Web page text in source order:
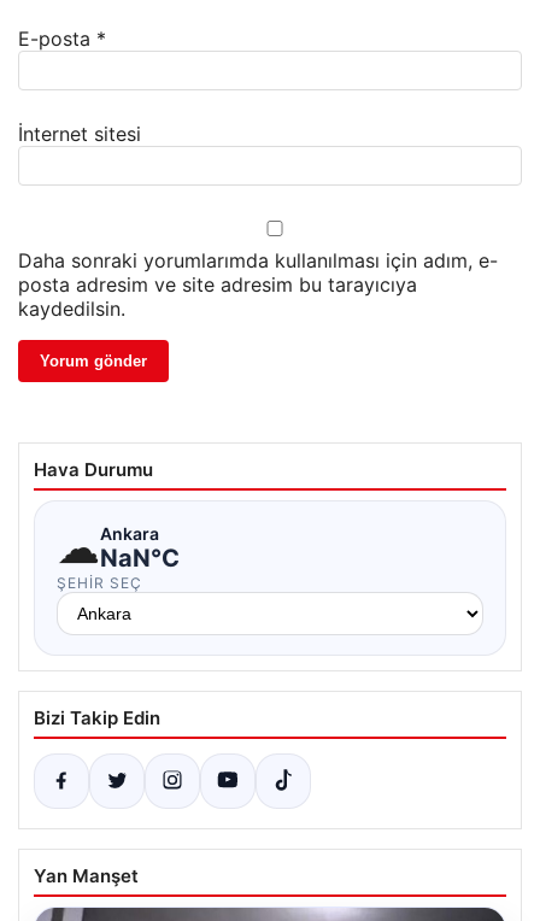
E-posta *
İnternet sitesi
Daha sonraki yorumlarımda kullanılması için adım, e-
posta adresim ve site adresim bu tarayıcıya
kaydedilsin.
Hava Durumu
☁Ankara
NaN°C
ŞEHIR SEÇ
Bizi Takip Edin
Yan Manşet